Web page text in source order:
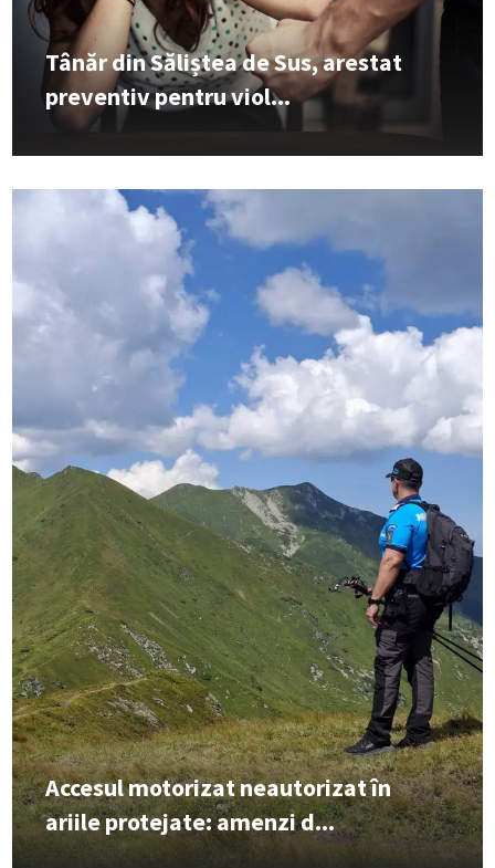
Tânăr din Săliștea de Sus, arestat
preventiv pentru viol...
Accesul motorizat neautorizat în
ariile protejate: amenzi d...